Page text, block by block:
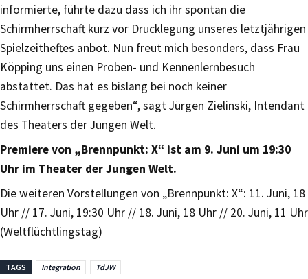
informierte, führte dazu dass ich ihr spontan die
Schirmherrschaft kurz vor Drucklegung unseres letztjährigen
Spielzeitheftes anbot. Nun freut mich besonders, dass Frau
Köpping uns einen Proben- und Kennenlernbesuch
abstattet. Das hat es bislang bei noch keiner
Schirmherrschaft gegeben“, sagt Jürgen Zielinski, Intendant
des Theaters der Jungen Welt.
Premiere von „Brennpunkt: X“ ist am 9. Juni um 19:30
Uhr im Theater der Jungen Welt.
Die weiteren Vorstellungen von „Brennpunkt: X“: 11. Juni, 18
Uhr // 17. Juni, 19:30 Uhr // 18. Juni, 18 Uhr // 20. Juni, 11 Uhr
(Weltflüchtlingstag)
TAGS Integration TdJW